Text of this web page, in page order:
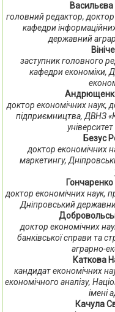
головний редактор,
кафедри
державний
заступник головного
кафедри економіки,
доктор економічних наук,
підприємництва, ДВНЗ
Безус
доктор економічних
маркетингу,
доктор економічних наук,
Дніпровський
доктор економічних
банківської справи та
аграрно-
Каткова
кандидат економічних
економічного аналізу,
імені
Качула